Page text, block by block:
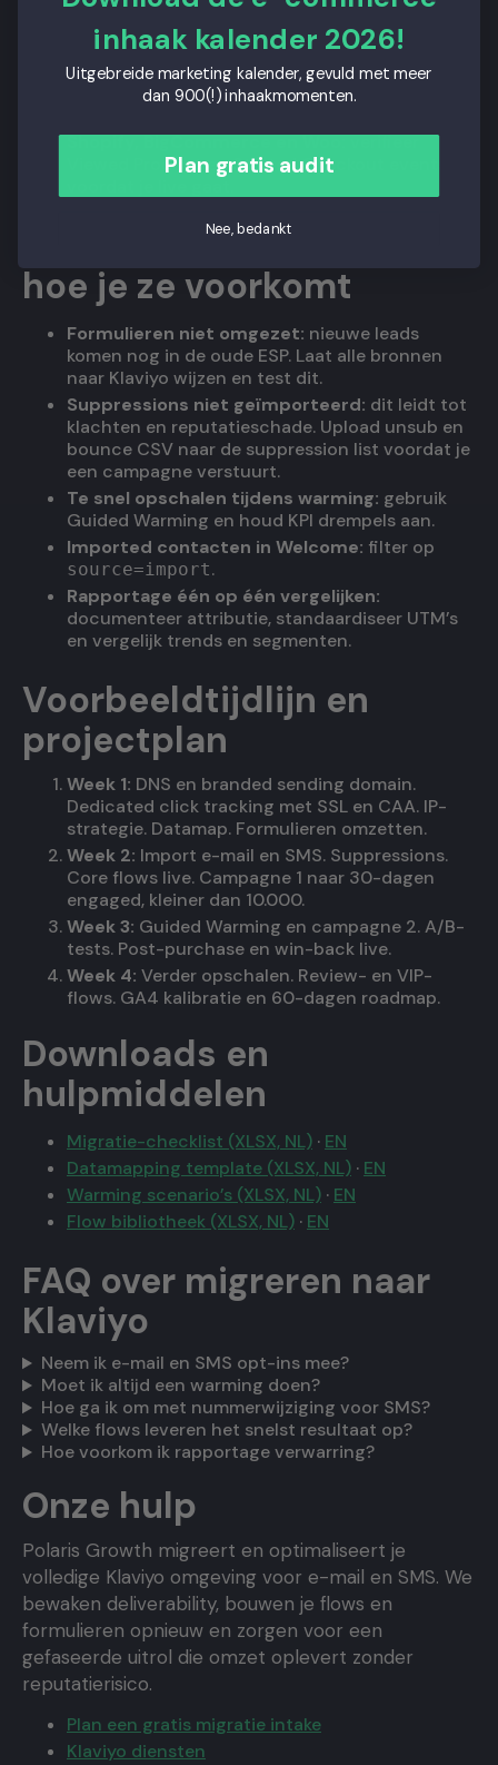
flows uit om dubbele verzending te voorkomen.
Yotpo naar Klaviyo: synchroniseer profielen en
subscriptions. Plan nummerportering
Shopify, BigCommerce en Woo:verifieer
Viewed Product en Started Checkout events
Veelgemaakte fouten en
hoe je ze voorkomt
Formulieren niet omgezet: nieuwe leads
komen nog in de oude ESP. Laat alle bronnen
naar Klaviyo wijzen en test dit.
Suppressions niet geïmporteerd: dit leidt tot
klachten en reputatieschade. Upload unsub en
bounce CSV naar de suppression list voordat je
een campagne verstuurt.
Te snel opschalen tijdens warming: gebruik
Guided Warming en houd KPI drempels aan.
Imported contacten in Welcome: filter op
source=import.
Rapportage één op één vergelijken:
documenteer attributie, standaardiseer UTM’s
en vergelijk trends en segmenten.
Voorbeeldtijdlijn en
projectplan
Week 1: DNS en branded sending domain.
Dedicated click tracking met SSL en CAA. IP-
strategie. Datamap. Formulieren omzetten.
Week 2: Import e-mail en SMS. Suppressions.
Core flows live. Campagne 1 naar 30-dagen
engaged, kleiner dan 10.000.
Week 3: Guided Warming en campagne 2. A/B-
tests. Post-purchase en win-back live.
Week 4: Verder opschalen. Review- en VIP-
flows. GA4 kalibratie en 60-dagen roadmap.
Downloads en
hulpmiddelen
Migratie-checklist (XLSX, NL) · EN
Datamapping template (XLSX, NL) · EN
Warming scenario’s (XLSX, NL) · EN
Flow bibliotheek (XLSX, NL) · EN
FAQ over migreren naar
Klaviyo
Neem ik e-mail en SMS opt-ins mee?
Moet ik altijd een warming doen?
Hoe ga ik om met nummerwijziging voor SMS?
Welke flows leveren het snelst resultaat op?
Hoe voorkom ik rapportage verwarring?
Onze hulp
Polaris Growth migreert en optimaliseert je
volledige Klaviyo omgeving voor e-mail en SMS. We
bewaken deliverability, bouwen je flows en
formulieren opnieuw en zorgen voor een
gefaseerde uitrol die omzet oplevert zonder
reputatierisico.
Plan een gratis migratie intake
Klaviyo diensten
inhaak kalender 2026!
Uitgebreide marketing kalender, gevuld met meer
dan 900(!) inhaakmomenten.
Plan gratis audit
Nee, bedankt